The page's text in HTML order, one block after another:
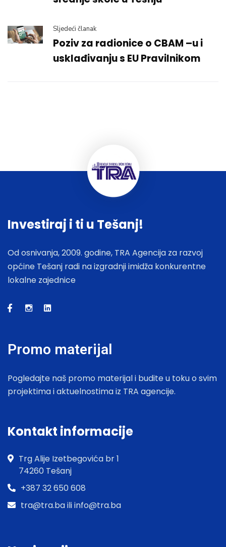
Sljedeći članak
Poziv za radionice o CBAM –u i
usklađivanju s EU Pravilnikom
Investiraj i ti u Tešanj!
Od osnivanja, 2009. godine, TRA Agencija za razvoj
općine Tešanj radi na izgradnji imidža konkurentne
lokalne zajednice
Promo materijal
Pogledajte naš promo materijal i budite u toku o svim
projektima i aktuelnostima iz TRA agencije.
Kontakt informacije
Trg Alije Izetbegovića br 1
74260 Tešanj
+387 32 650 608
tra@tra.ba ili info@tra.ba